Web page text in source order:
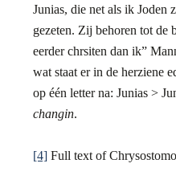
Junias, die net als ik Joden
gezeten. Zij behoren tot de
eerder chrsiten dan ik”
wat staat er in de herziene
op één letter na: Junias >
changin.
[4] Full text of